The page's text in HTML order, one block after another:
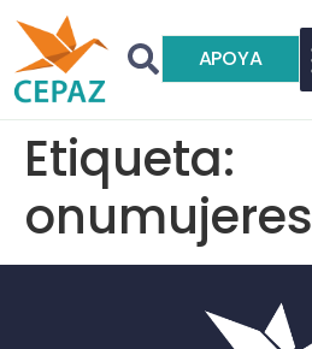
APOYA
Etiqueta:
onumujeres